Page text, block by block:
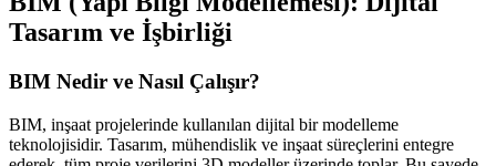
Tasarım ve İşbirliği
BIM Nedir ve Nasıl Çalışır?
BIM, inşaat projelerinde kullanılan dijital bir modelleme
teknolojisidir. Tasarım, mühendislik ve inşaat süreçlerini entegre